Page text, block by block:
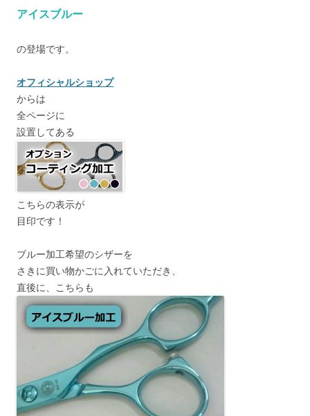
アイスブルー
の登場です。
オフィシャルショップ
からは
全ページに
設置してある
こちらの表示が
目印です！
ブルー加工希望のシザーを
さきに買い物かごに入れていただき、
直後に、こちらも